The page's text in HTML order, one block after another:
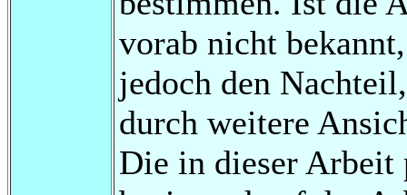
vorab nicht
jedoch den
durch weitere
Die in dieser Arbeit